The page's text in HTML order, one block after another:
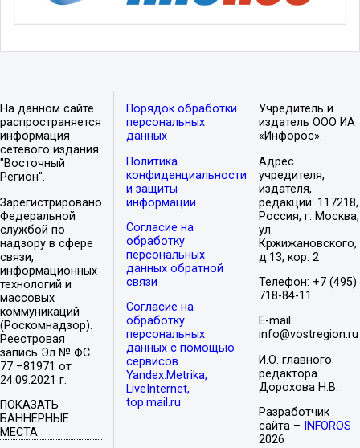
На данном сайте
распространяется
информация
сетевого издания
"Восточный
Регион".
Зарегистрировано
Федеральной
службой по
надзору в сфере
связи,
информационных
технологий и
массовых
коммуникаций
(Роскомнадзор).
Реестровая
запись Эл № ФС
77 –81971 от
24.09.2021 г.
ПОКАЗАТЬ
БАННЕРНЫЕ
МЕСТА
Порядок обработки
персональных
данных
Политика
конфиденциальности
и защиты
информации
Согласие на
обработку
персональных
данных обратной
связи
Согласие на
обработку
персональных
данных с помощью
сервисов
Yandex.Metrika,
LiveInternet,
top.mail.ru
Учредитель и
издатель ООО ИА
«Инфорос».
Адрес
учредителя,
издателя,
редакции: 117218,
Россия, г. Москва,
ул.
Кржижановского,
д.13, кор. 2
Телефон: +7 (495)
718-84-11
E-mail:
info@vostregion.ru
И.О. главного
редактора
Дорохова Н.В.
Разработчик
сайта –
INFOROS
2026